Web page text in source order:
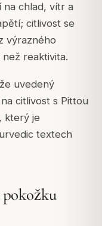
na chlad, vítr a
citlivost se
výrazného
reaktivita.
uvedený
citlivost s Pittou
který je
textech